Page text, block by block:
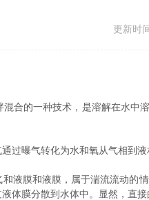
更新时
的一种技术，是溶解在水中
曝气转化为水和氧从气相到液
膜和液膜，属于湍流流动的
体膜分散到水体中。显然，直接